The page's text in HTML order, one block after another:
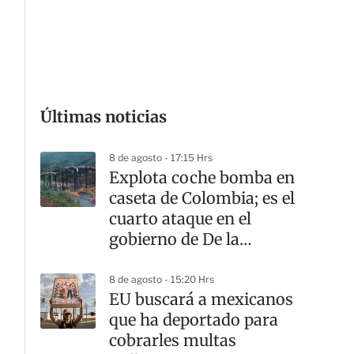
Últimas noticias
8 de agosto - 17:15 Hrs
Explota coche bomba en
caseta de Colombia; es el
cuarto ataque en el
gobierno de De la
8 de agosto - 15:20 Hrs
EU buscará a mexicanos
que ha deportado para
cobrarles multas